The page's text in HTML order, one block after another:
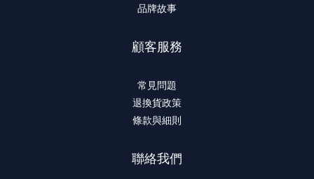
品牌故事
顧客服務
常見問題
退換貨政策
條款與細則
聯絡我們